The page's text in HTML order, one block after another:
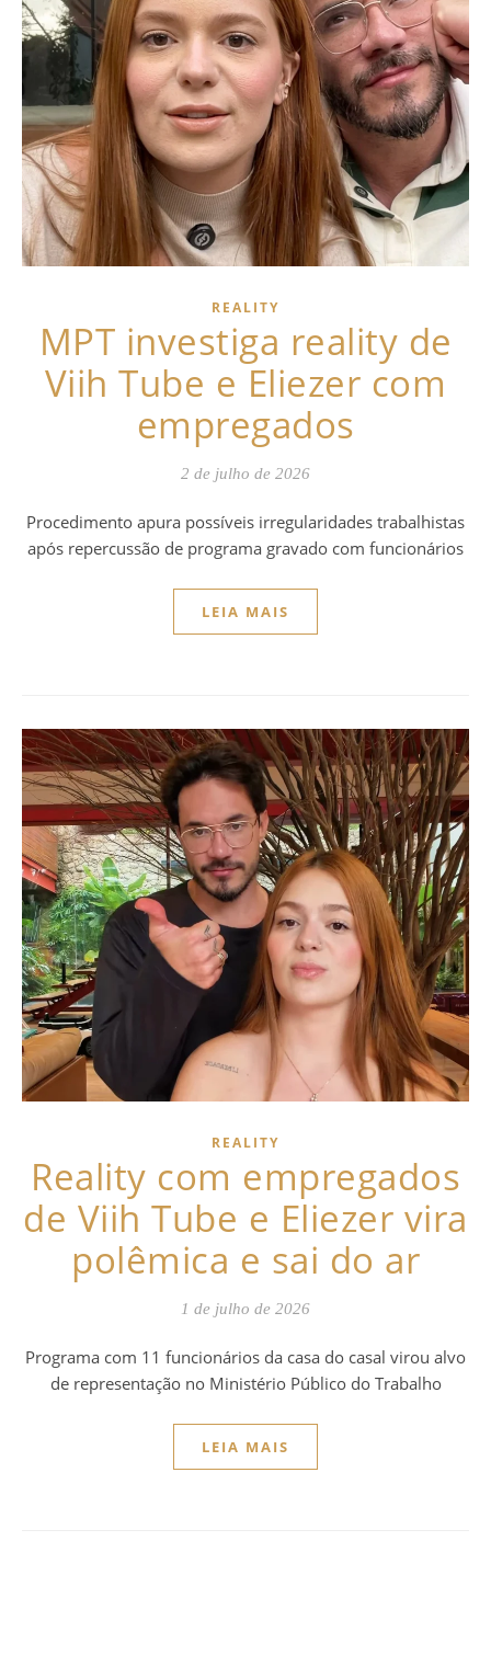
REALITY
MPT investiga reality de
Viih Tube e Eliezer com
empregados
2 de julho de 2026
Procedimento apura possíveis irregularidades trabalhistas
após repercussão de programa gravado com funcionários
LEIA MAIS
REALITY
Reality com empregados
de Viih Tube e Eliezer vira
polêmica e sai do ar
1 de julho de 2026
Programa com 11 funcionários da casa do casal virou alvo
de representação no Ministério Público do Trabalho
LEIA MAIS